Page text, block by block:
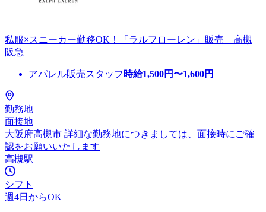
私服×スニーカー勤務OK！「ラルフローレン」販売 高槻
阪急
アパレル販売スタッフ 時給1,500円〜1,600円
勤務地
面接地
大阪府高槻市 詳細な勤務地につきましては、面接時にご確
認をお願いいたします
高槻駅
シフト
週4日からOK